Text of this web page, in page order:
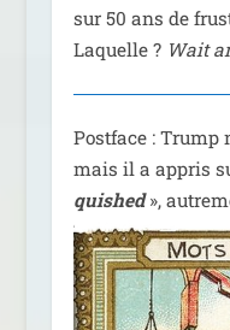
sur 50 ans de
Laquelle ? Wait
Postface : Trump
mais il a appris
qui­shed»,